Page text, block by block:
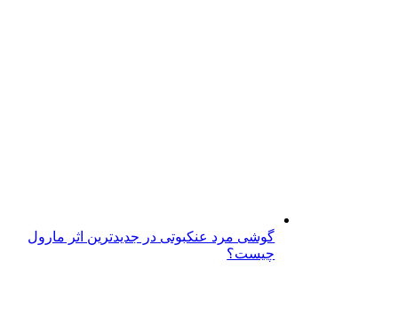
گوشی مرد عنکبوتی در جدیدترین اثر مارول
چیست؟